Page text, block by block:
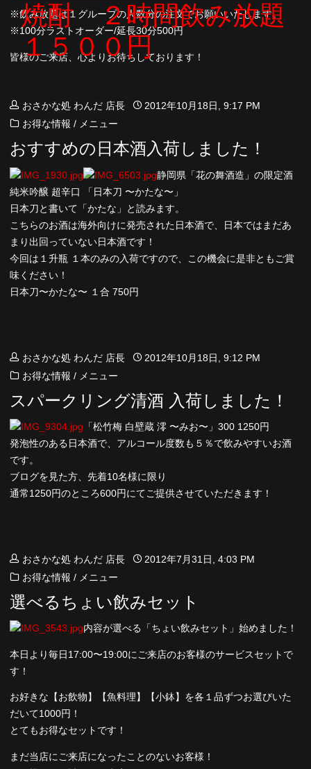
焼酎 ２時間飲み放題
１５００円
※飲み放題は１グループの人数分の注文でお願いいたします。
※100分ラストオーダー/延長30分500円
皆様のご来店、心よりお待ちしております！
おさかな処 わんだ 店長
2012年10月18日, 9:17 PM
お得な情報 / メニュー
おすすめの日本酒入荷しました！
静岡県「花の舞酒造」の限定酒
純米吟醸 超辛口 「日本刀 〜かたな〜」
日本刀と書いて「かたな」と読みます。
こちらのお酒は海外向けに発売された日本酒で、日本ではまだあ
まり出回っていない日本酒です！
今回は１升瓶 １本のみの入荷ですので、この機会に是非ともご賞
味ください！
日本刀〜かたな〜 １合 750円
おさかな処 わんだ 店長
2012年10月18日, 9:12 PM
お得な情報 / メニュー
スパークリング清酒 入荷しました！
「松竹梅 白壁蔵 澪 〜みお〜」300 1250円
発泡性のある日本酒で、アルコール度数も５％で飲みやすいお酒
です。
ブログを見た方、先着10名様に限り
通常1250円のところ600円にてご提供させていただきます！
おさかな処 わんだ 店長
2012年7月31日, 4:03 PM
お得な情報 / メニュー
選べるちょい飲みセット
内容が選べる「ちょい飲みセット」始めました！
本日より毎日17:00〜19:00にご来店のお客様のサービスセットで
す！
お好きな【お飲物】【魚料理】【小鉢】を各１品ずつお選びいた
だいて1000円！
とてもお得なセットです！
まだ当店にご来店になったことのないお客様！